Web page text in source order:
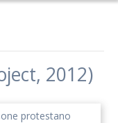
2012)
protestano